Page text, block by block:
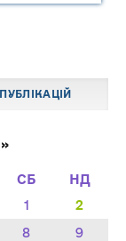
СБ
НД
1
2
8
9